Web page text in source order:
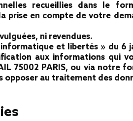
recueillies dans le
prise en compte de votre
ni revendues.
et libertés » du 6
aux informations qui
75002 PARIS, ou via
opposer au traitement des